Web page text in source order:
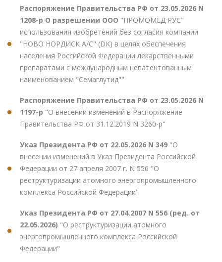
Распоряжение Правительства РФ от 23.05.2026 N
1208-р О разрешении ООО "ПРОМОМЕД РУС"
использования изобретений без согласия компании
"НОВО НОРДИСК А/С" (DK) в целях обеспечения
населения Российской Федерации лекарственными
препаратами с международным непатентованным
наименованием "Семаглутид""
Распоряжение Правительства РФ от 23.05.2026 N
1197-р "О внесении изменений в Распоряжение
Правительства РФ от 31.12.2019 N 3260-р"
Указ Президента РФ от 22.05.2026 N 349 "О
внесении изменений в Указ Президента Российской
Федерации от 27 апреля 2007 г. N 556 "О
реструктуризации атомного энергопромышленного
комплекса Российской Федерации"
Указ Президента РФ от 27.04.2007 N 556 (ред. от
22.05.2026) "О реструктуризации атомного
энергопромышленного комплекса Российской
Федерации"